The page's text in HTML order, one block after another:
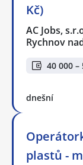
Kč)
AC Jobs,
Rychnov
40 000 –
dnešní
plastů -